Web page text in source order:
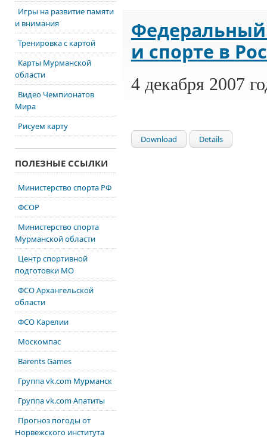
Федеральный
и спорте в
4 декабря 2007
Download Details
Игры на развитие памяти
и внимания
Тренировка с картой
Карты Мурманской
области
Видео Чемпионатов
Мира
Рисуем карту
ПОЛЕЗНЫЕ ССЫЛКИ
Министерство спорта РФ
ФСОР
Министерство спорта
Мурманской области
Центр спортивной
подготовки МО
ФСО Архангельской
области
ФСО Карелии
Москомпас
Barents Games
Группа vk.com Мурманск
Группа vk.com Апатиты
Прогноз погоды от
Норвежского института